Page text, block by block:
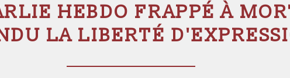
HEBDO FRAPPÉ À
LA LIBERTÉ